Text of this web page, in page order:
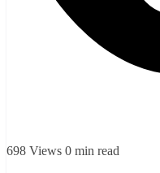
698 Views 0 min read